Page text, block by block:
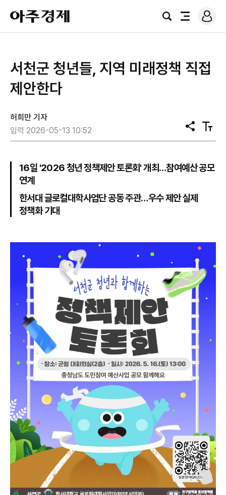
아
주
경
검
전
로
그
서천군 청년들, 지역 미래정책 직접
제안한다
허희만 기자
입력 2026-05-13 10:52
공
유
텍
스
기
16일 '2026 청년 정책제안 토론회' 개최…참여예산 공모
연계
한서대 글로컬대학사업단 공동 주관…우수 제안 실제
정책화 기대